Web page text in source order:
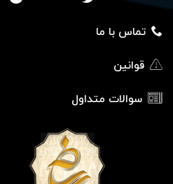
تماس با ما
قوانین
سوالات متداول